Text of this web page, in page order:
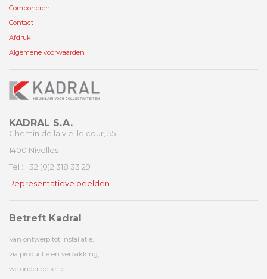
Componeren
Contact
Afdruk
Algemene voorwaarden
KADRAL S.A.
Chemin de la vieille cour, 55
1400 Nivelles
Tel : +32 (0)2 318 33 29
Representatieve beelden
Betreft Kadral
Van ontwerp tot installatie,
via productie en verpakking,
we onder de knie